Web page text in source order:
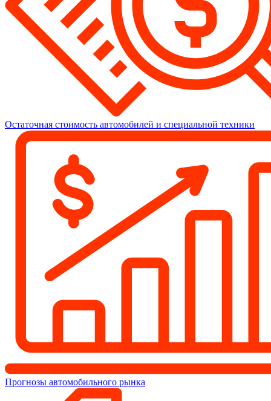
Остаточная стоимость автомобилей и специальной техники
Прогнозы автомобильного рынка